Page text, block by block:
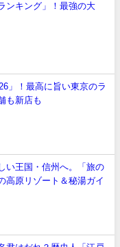
ンキング」！最強の大
」！最高に旨い東京のラ
も新店も
い王国・信州へ。「旅の
高原リゾート＆秘湯ガイ